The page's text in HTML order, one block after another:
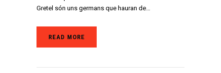
Gretel són uns germans que hauran de…
READ MORE